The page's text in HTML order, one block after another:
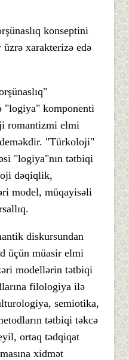
konseptini
üzrə xarakterizə edə
"logiya" komponenti
romantizmi elmi
"Türkoloji"
"logiya"nın tətbiqi
dəqiqlik,
model, müqayisəli
diskursundan
üçün müasir elmi
modellərin tətbiqi
filologiya ilə
semiotika,
tətbiqi təkcə
ortaq tədqiqat
xidmət